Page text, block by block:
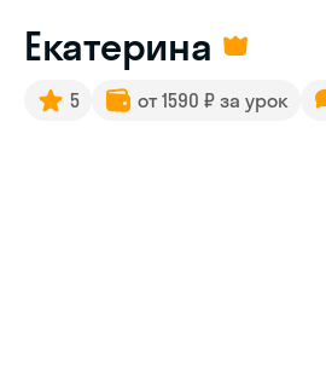
Екатерина
5 от 1590 ₽ за урок